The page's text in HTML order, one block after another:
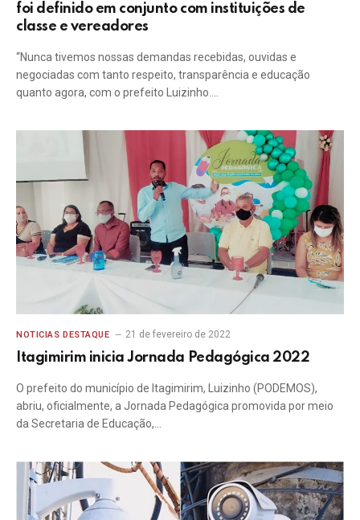
foi definido em conjunto com instituições de
classe e vereadores
“Nunca tivemos nossas demandas recebidas, ouvidas e
negociadas com tanto respeito, transparência e educação
quanto agora, com o prefeito Luizinho.…
NOTICIAS DESTAQUE 21 de fevereiro de 2022
Itagimirim inicia Jornada Pedagógica 2022
O prefeito do município de Itagimirim, Luizinho (PODEMOS),
abriu, oficialmente, a Jornada Pedagógica promovida por meio
da Secretaria de Educação,…